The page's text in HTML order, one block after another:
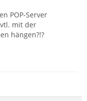
POP-Server
mit der
hängen?!?